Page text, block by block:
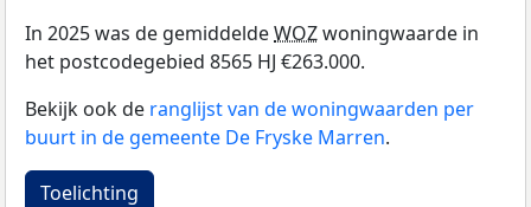
In 2025 was de gemiddeldeWOZwoningwaarde in
het postcodegebied 8565 HJ €263.000.
Bekijk ook de ranglijst van de woningwaarden per
buurt in de gemeente De Fryske Marren.
Toelichting